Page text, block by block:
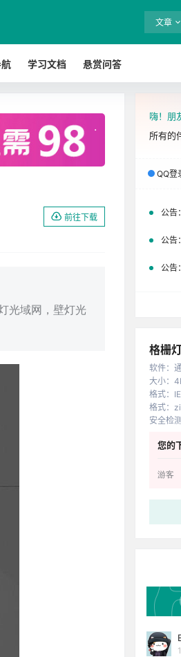
文章
学习文档 悬赏问答
. 全站终身免费下载！ 立即
前往下载
光域网，壁灯光
嗨！朋
所有的
QQ登
公告：
公告：
公告：
格栅
软件：
大小：
格式：
格式：
安全检测
您的
游客